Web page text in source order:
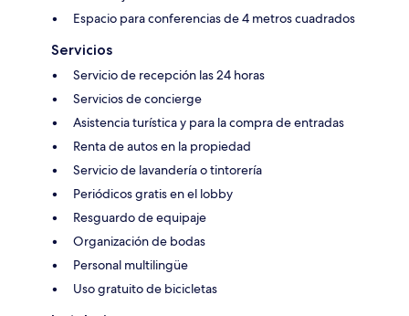
Espacio para conferencias de 4 metros cuadrados
Servicios
Servicio de recepción las 24 horas
Servicios de concierge
Asistencia turística y para la compra de entradas
Renta de autos en la propiedad
Servicio de lavandería o tintorería
Periódicos gratis en el lobby
Resguardo de equipaje
Organización de bodas
Personal multilingüe
Uso gratuito de bicicletas